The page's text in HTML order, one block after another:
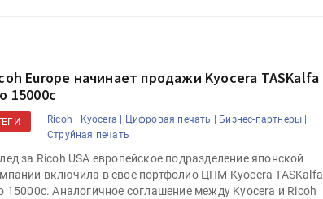
Europe начинает продажи Kyocera TASKalfa
15000c
Ricoh | Kyocera | Цифровая печать |
Бизнес-партнеры |
Струйная печать |
за Ricoh USA европейское подразделение японской
включила в свое портфолио ЦПМ Kyocera TASKalfa
15000c. Аналогичное соглашение между Kyocera и Ricoh